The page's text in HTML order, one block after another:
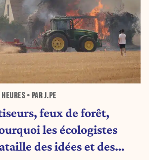
• PAR J.PE
feux de forêt,
les écologistes
des idées et des